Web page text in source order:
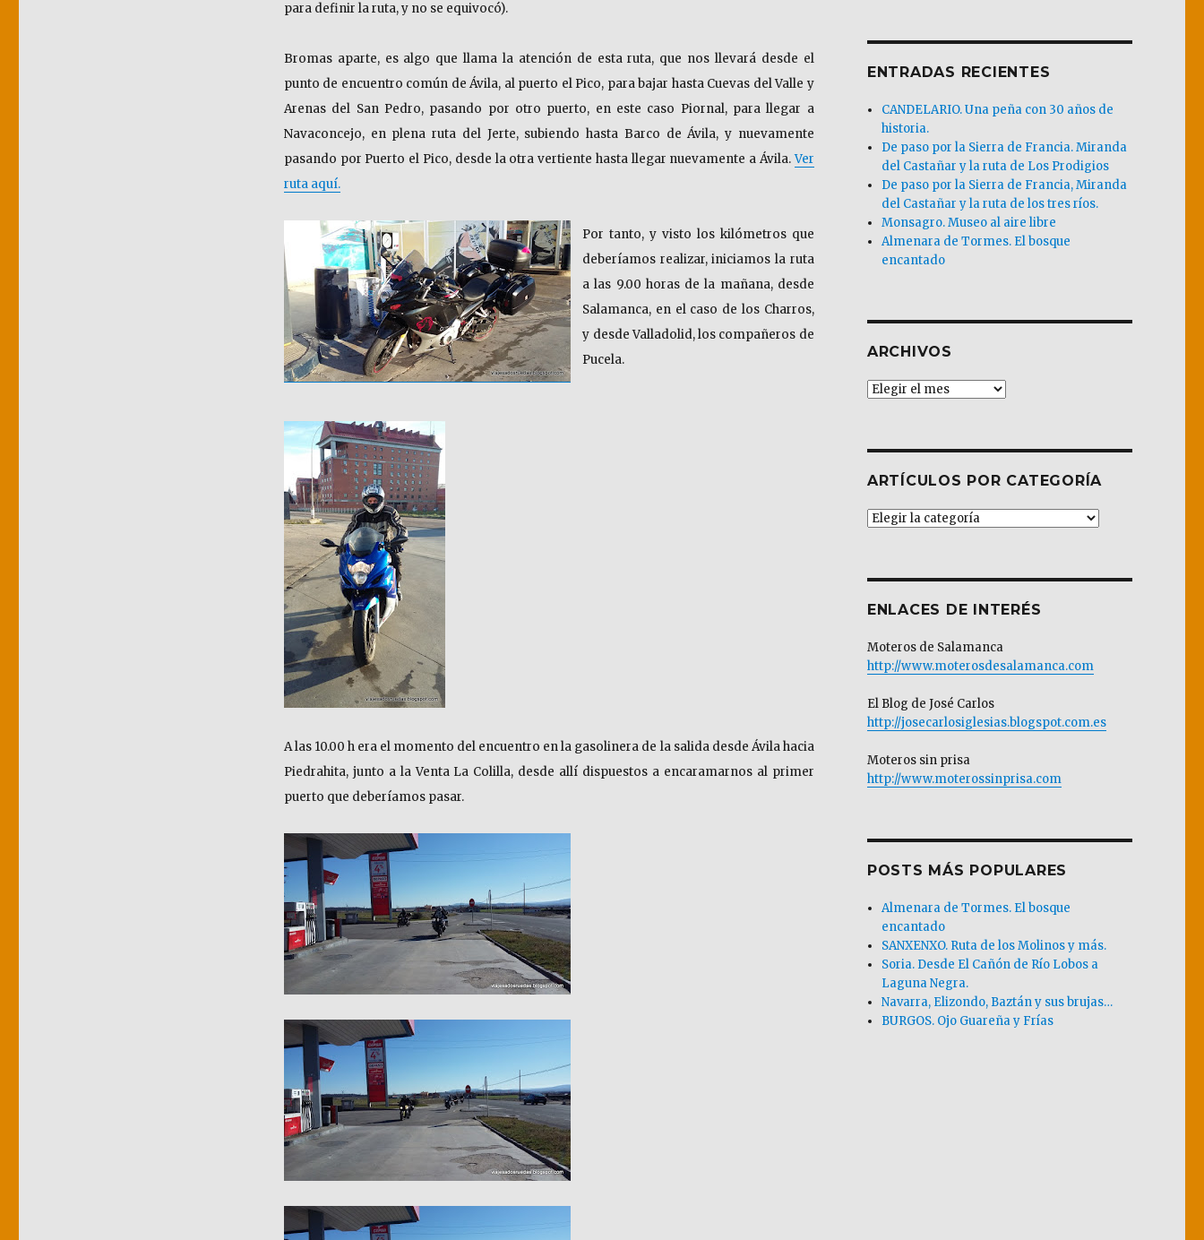
para definir la ruta, y no se equivocó).
Bromas aparte, es algo que llama la atención de esta ruta, que nos llevará desde el
punto de encuentro común de Ávila, al puerto el Pico, para bajar hasta Cuevas del Valle y
Arenas del San Pedro, pasando por otro puerto, en este caso Piornal, para llegar a
Navaconcejo, en plena ruta del Jerte, subiendo hasta Barco de Ávila, y nuevamente
pasando por Puerto el Pico, desde la otra vertiente hasta llegar nuevamente a Ávila.Ver
ruta aquí.
Por tanto, y visto los kilómetros que
deberíamos realizar, iniciamos la ruta
a las 9.00 horas de la mañana, desde
Salamanca, en el caso de los Charros,
y desde Valladolid, los compañeros de
Pucela.
A las 10.00 h era el momento del encuentro en la gasolinera de la salida desde Ávila hacia
Piedrahita, junto a la Venta La Colilla, desde allí dispuestos a encaramarnos al primer
puerto que deberíamos pasar.
ENTRADAS RECIENTES
CANDELARIO. Una peña con 30 años de
historia.
De paso por la Sierra de Francia. Miranda
del Castañar y la ruta de Los Prodigios
De paso por la Sierra de Francia, Miranda
del Castañar y la ruta de los tres ríos.
Monsagro. Museo al aire libre
Almenara de Tormes. El bosque
encantado
ARCHIVOS
Archivos
ARTÍCULOS POR CATEGORÍA
Artículos
ENLACES DE INTERÉS
Moteros de Salamanca
http://www.moterosdesalamanca.com
El Blog de José Carlos
http://josecarlosiglesias.blogspot.com.es
Moteros sin prisa
http://www.moterossinprisa.com
POSTS MÁS POPULARES
Almenara de Tormes. El bosque
encantado
SANXENXO. Ruta de los Molinos y más.
Soria. Desde El Cañón de Río Lobos a
Laguna Negra.
Navarra, Elizondo, Baztán y sus brujas…
BURGOS. Ojo Guareña y Frías